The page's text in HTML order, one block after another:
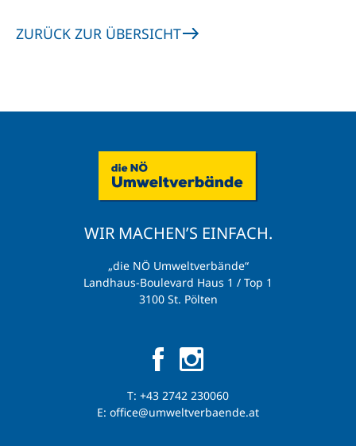
ZURÜCK ZUR ÜBERSICHT
WIR MACHEN’S EINFACH.
„die NÖ Umweltverbände“
Landhaus-Boulevard Haus 1 / Top 1
3100 St. Pölten
T: +43 2742 230060
E: office@umweltverbaende.at